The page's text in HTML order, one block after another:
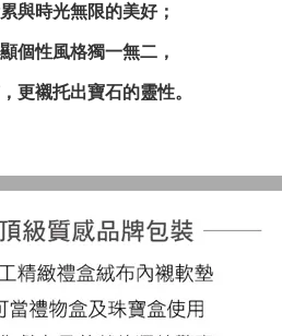
與時光無限的美好；
個性風格獨一無二，
更襯托出寶石的靈性。